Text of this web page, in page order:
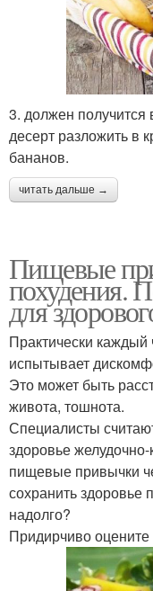
3. должен получится
десерт разложить в
бананов.
читать дальше →
Пищевые
похудения.
для
Практически
испытывает
Это может быть
живота, тошнота.
Специалисты
здоровье
пищевые привычки
сохранить здоровье
надолго?
Придирчиво